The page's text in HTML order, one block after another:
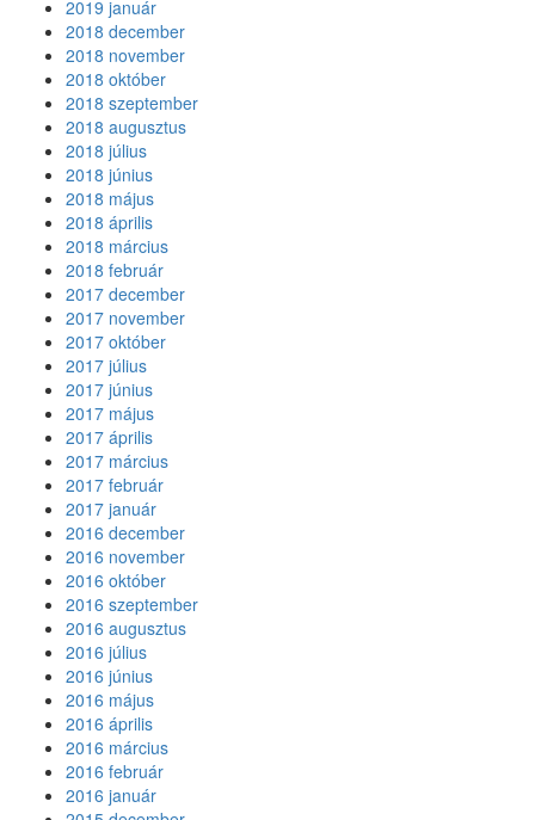
2019 január
2018 december
2018 november
2018 október
2018 szeptember
2018 augusztus
2018 július
2018 június
2018 május
2018 április
2018 március
2018 február
2017 december
2017 november
2017 október
2017 július
2017 június
2017 május
2017 április
2017 március
2017 február
2017 január
2016 december
2016 november
2016 október
2016 szeptember
2016 augusztus
2016 július
2016 június
2016 május
2016 április
2016 március
2016 február
2016 január